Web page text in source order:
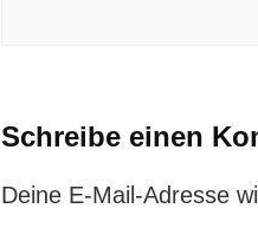
Schreibe einen
Deine E-Mail-Adresse